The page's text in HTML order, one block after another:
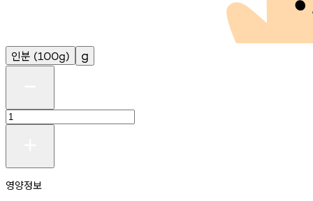
인분 (100g) g
영양정보